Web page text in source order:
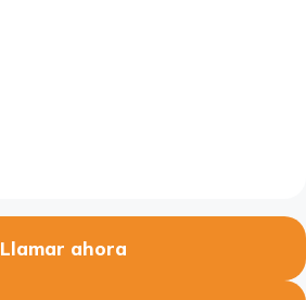
Llamar ahora